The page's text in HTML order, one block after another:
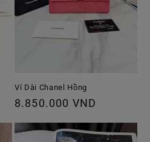
Ví Dài Chanel Hồng
Giá
thường
8.850.000 VND